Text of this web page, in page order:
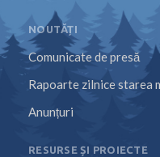
NOUTĂȚI
Comunicate de presă
Rapoarte zilnice starea
Anunțuri
RESURSE ȘI PROIECTE